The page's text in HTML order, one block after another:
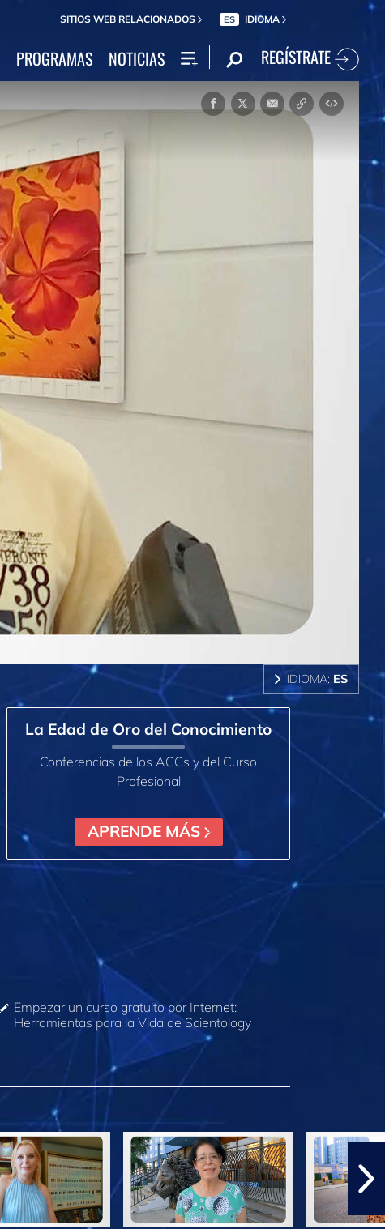
SITIOS WEB RELACIONADOS ES IDIOMA
PROGRAMAS NOTICIAS REGÍSTRATE
IDIOMA: ES
La Edad de Oro del Conocimiento
Conferencias de los ACCs y del Curso
Profesional
APRENDE MÁS
Empezar un curso gratuito por Internet:
Herramientas para la Vida de Scientology